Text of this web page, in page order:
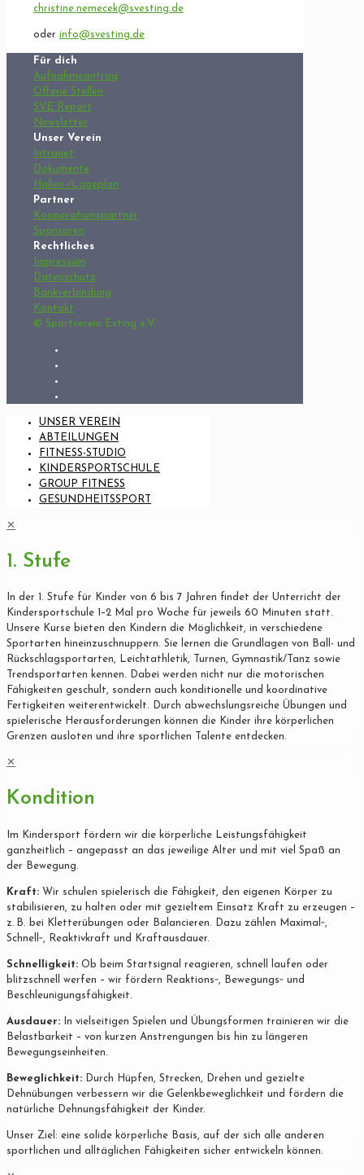
christine.nemecek@svesting.de
oder info@svesting.de
Für dich
Aufnahmeantrag
Offene Stellen
SVE Report
Newsletter
Unser Verein
Intranet
Dokumente
Hallen-/Lageplan
Partner
Kooperationspartner
Sponsoren
Rechtliches
Impressum
Datenschutz
Bankverbindung
Kontakt
© Sportverein Esting e.V.
UNSER VEREIN
ABTEILUNGEN
FITNESS-STUDIO
KINDERSPORTSCHULE
GROUP FITNESS
GESUNDHEITSSPORT
✕
1. Stufe
In der 1. Stufe für Kinder von 6 bis 7 Jahren findet der Unterricht der
Kindersportschule 1–2 Mal pro Woche für jeweils 60 Minuten statt.
Unsere Kurse bieten den Kindern die Möglichkeit, in verschiedene
Sportarten hineinzuschnuppern. Sie lernen die Grundlagen von Ball- und
Rückschlagsportarten, Leichtathletik, Turnen, Gymnastik/Tanz sowie
Trendsportarten kennen. Dabei werden nicht nur die motorischen
Fähigkeiten geschult, sondern auch konditionelle und koordinative
Fertigkeiten weiterentwickelt. Durch abwechslungsreiche Übungen und
spielerische Herausforderungen können die Kinder ihre körperlichen
Grenzen ausloten und ihre sportlichen Talente entdecken.
✕
Kondition
Im Kindersport fördern wir die körperliche Leistungsfähigkeit
ganzheitlich – angepasst an das jeweilige Alter und mit viel Spaß an
der Bewegung.
Kraft: Wir schulen spielerisch die Fähigkeit, den eigenen Körper zu
stabilisieren, zu halten oder mit gezieltem Einsatz Kraft zu erzeugen –
z. B. bei Kletterübungen oder Balancieren. Dazu zählen Maximal‐,
Schnell‐, Reaktivkraft und Kraftausdauer.
Schnelligkeit: Ob beim Startsignal reagieren, schnell laufen oder
blitzschnell werfen – wir fördern Reaktions‐, Bewegungs‐ und
Beschleunigungsfähigkeit.
Ausdauer: In vielseitigen Spielen und Übungsformen trainieren wir die
Belastbarkeit – von kurzen Anstrengungen bis hin zu längeren
Bewegungseinheiten.
Beweglichkeit: Durch Hüpfen, Strecken, Drehen und gezielte
Dehnübungen verbessern wir die Gelenkbeweglichkeit und fördern die
natürliche Dehnungsfähigkeit der Kinder.
Unser Ziel: eine solide körperliche Basis, auf der sich alle anderen
sportlichen und alltäglichen Fähigkeiten sicher entwickeln können.